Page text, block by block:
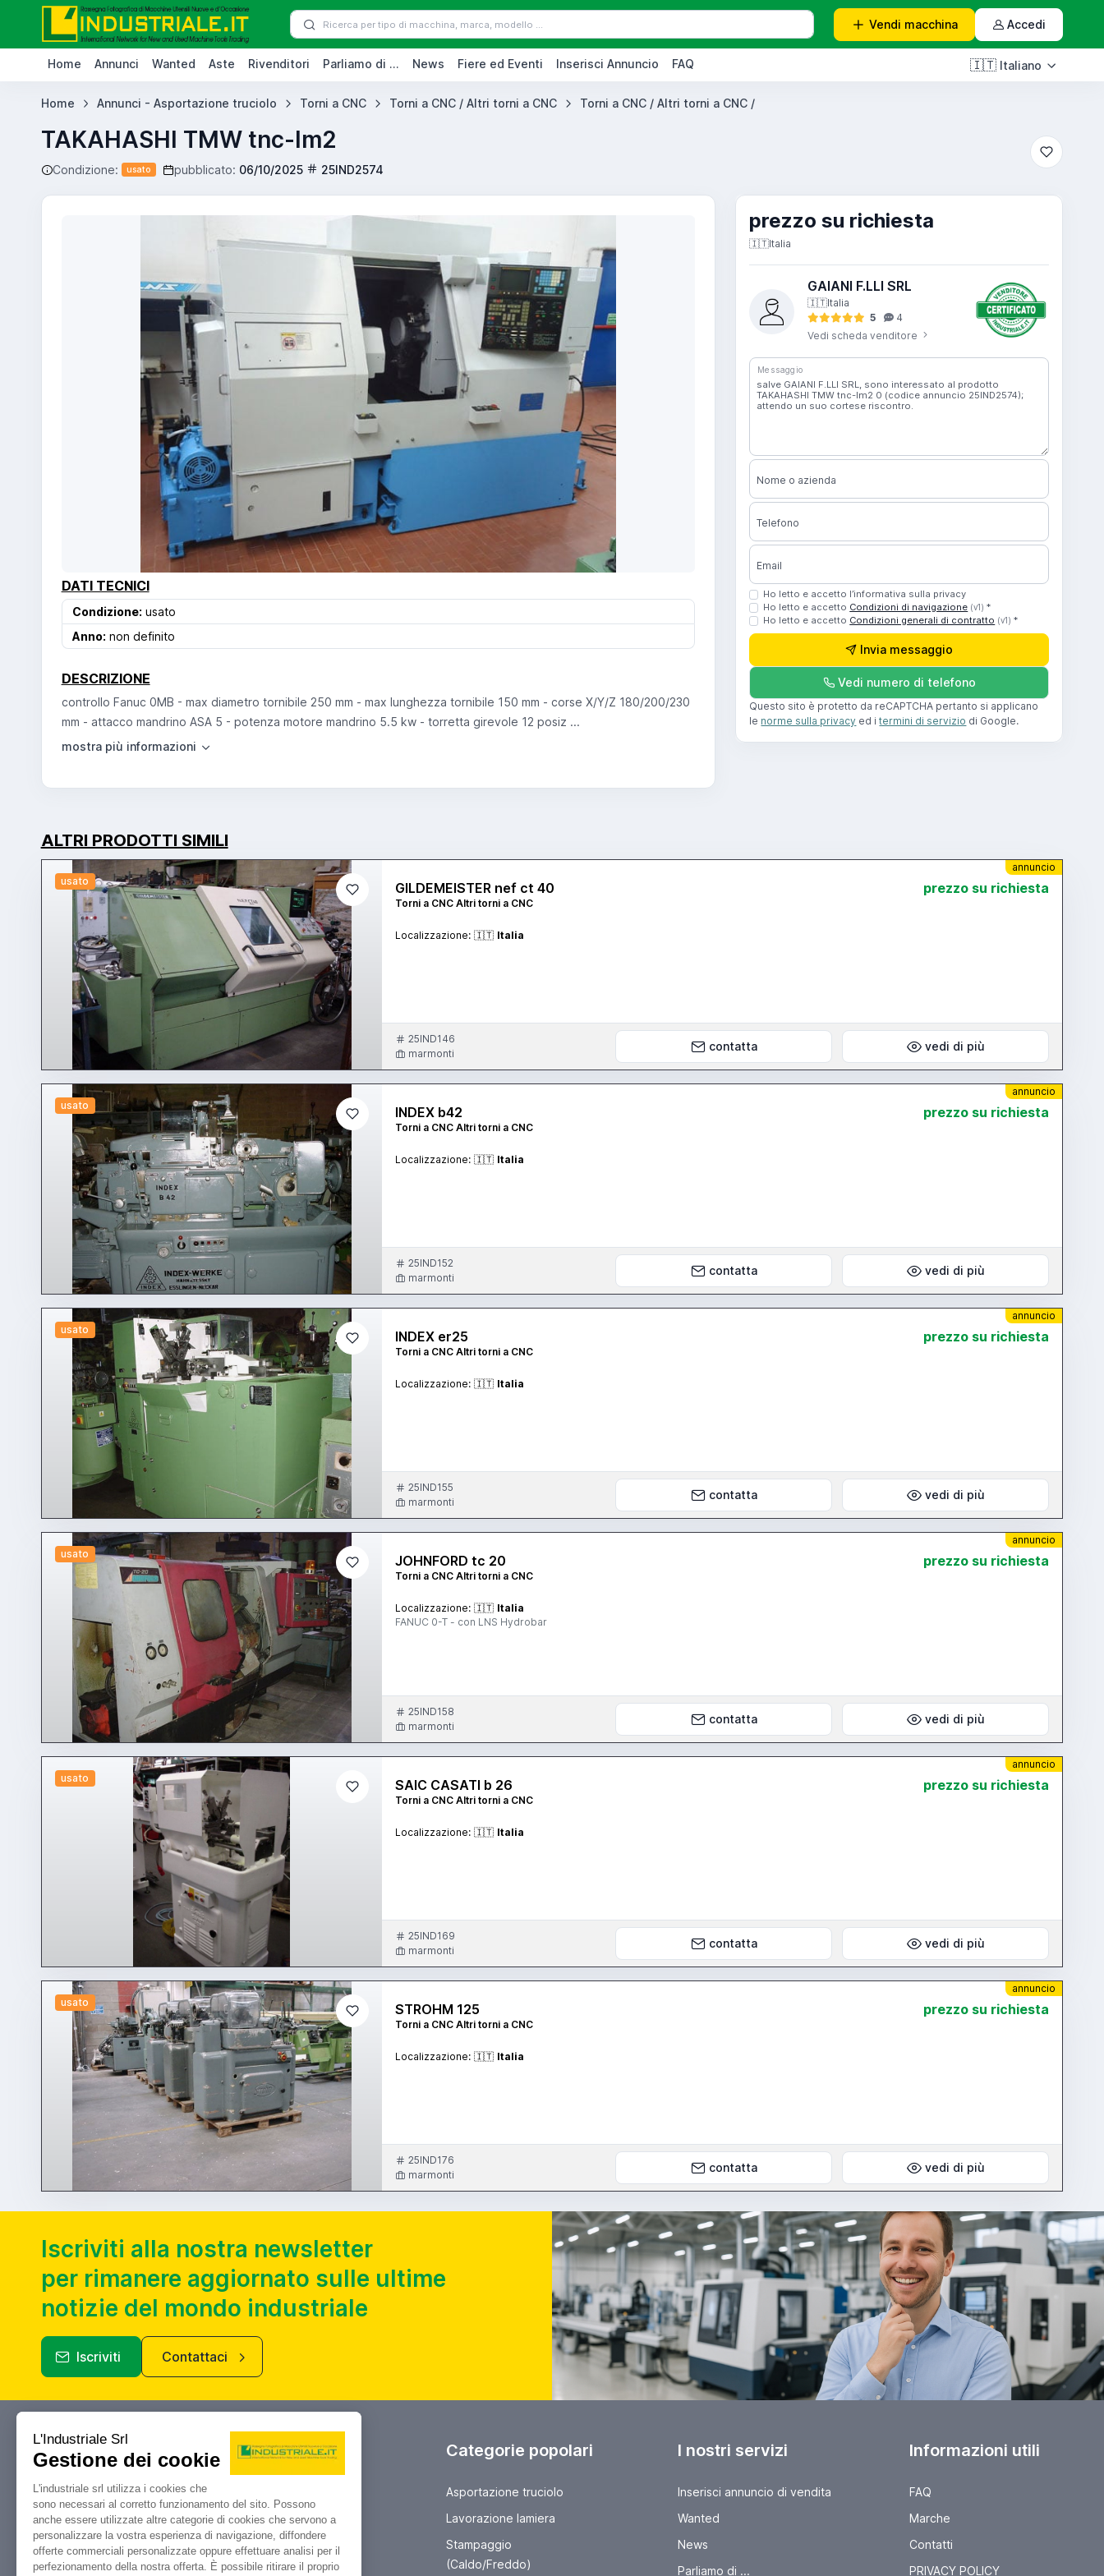
Vendi macchina Accedi
Home Annunci Wanted Aste Rivenditori Parliamo di ... News Fiere ed Eventi Inserisci Annuncio FAQ 🇮🇹 Italiano
Home Annunci - Asportazione truciolo Torni a CNC Torni a CNC / Altri torni a CNC Torni a CNC / Altri torni a CNC /
TAKAHASHI TMW tnc-lm2
Condizione: usato pubblicato: 06/10/2025 25IND2574
DATI TECNICI
Condizione: usato
Anno: non definito
DESCRIZIONE
controllo Fanuc 0MB - max diametro tornibile 250 mm - max lunghezza tornibile 150 mm - corse X/Y/Z 180/200/230
mm - attacco mandrino ASA 5 - potenza motore mandrino 5.5 kw - torretta girevole 12 posiz ...
prezzo su richiesta
🇮🇹Italia
GAIANI F.LLI SRL
🇮🇹Italia
5
4
Vedi scheda venditore
Messaggio
Nome o azienda
Telefono
Email
Ho letto e accetto l’informativa sulla privacy
Ho letto e accetto Condizioni di navigazione (v1) *
Ho letto e accetto Condizioni generali di contratto (v1) *
Invia messaggio
Vedi numero di telefono
Questo sito è protetto da reCAPTCHA pertanto si applicano
le norme sulla privacy ed itermini di servizio di Google.
ALTRI PRODOTTI SIMILI
usato
annuncio
GILDEMEISTER nef ct 40
Torni a CNC Altri torni a CNC
prezzo su richiesta
Localizzazione: 🇮🇹 Italia
25IND146
marmonti
contatta vedi di più
usato
annuncio
INDEX b42
Torni a CNC Altri torni a CNC
prezzo su richiesta
Localizzazione: 🇮🇹 Italia
25IND152
marmonti
contatta vedi di più
usato
annuncio
INDEX er25
Torni a CNC Altri torni a CNC
prezzo su richiesta
Localizzazione: 🇮🇹 Italia
25IND155
marmonti
contatta vedi di più
usato
annuncio
JOHNFORD tc 20
Torni a CNC Altri torni a CNC
prezzo su richiesta
Localizzazione: 🇮🇹 Italia
FANUC 0-T - con LNS Hydrobar
25IND158
marmonti
contatta vedi di più
usato
annuncio
SAIC CASATI b 26
Torni a CNC Altri torni a CNC
prezzo su richiesta
Localizzazione: 🇮🇹 Italia
25IND169
marmonti
contatta vedi di più
usato
annuncio
STROHM 125
Torni a CNC Altri torni a CNC
prezzo su richiesta
Localizzazione: 🇮🇹 Italia
25IND176
marmonti
contatta vedi di più
Iscriviti alla nostra newsletter
per rimanere aggiornato sulle ultime
notizie del mondo industriale
Iscriviti Contattaci
Industriale.it
Il tuo portale di riferimento per
compravendita, aste e liquidazioni di
macchine utensili e macchinari
industriali.
Categorie popolari
Asportazione truciolo
Lavorazione lamiera
Stampaggio
(Caldo/Freddo)
I nostri servizi
Inserisci annuncio di vendita
Wanted
News
Parliamo di ...
Informazioni utili
FAQ
Marche
Contatti
PRIVACY POLICY